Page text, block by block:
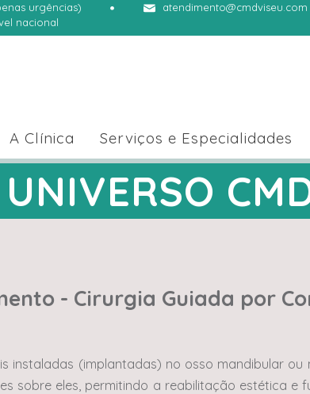
urgências)
atendimento@cmdviseu.com
nacional
A Clínica Serviços e Especialidades
UNIVERSO
- Cirurgia Guiada por
instaladas (implantadas) no osso mandibular
sobre eles, permitindo a reabilitação estética e